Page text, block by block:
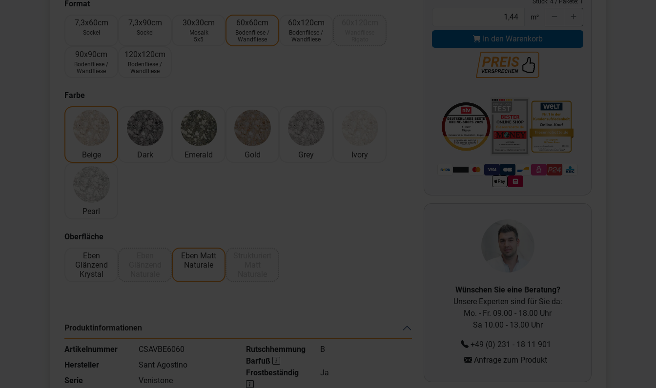
Format
7,3x60cm
Sockel
7,3x90cm
Sockel
30x30cm
Mosaik
5x5
60x60cm
Bodenfliese /
Wandfliese
60x120cm
Bodenfliese /
Wandfliese
90x90cm
Bodenfliese /
Wandfliese
120x120cm
Bodenfliese /
Wandfliese
Farbe
Beige Dark Emerald Gold Grey Ivory
Pearl
Oberfläche
Eben
Glänzend
Krystal
Eben Matt
Naturale
Produktinformationen
Artikelnummer
CSAVBE6060
Hersteller
Sant Agostino
Serie
Venistone
Rutschhemmung
Barfuß
B
Frostbeständig Ja
Stück: 4 / Pakete: 1
m²
In den Warenkorb
Wünschen Sie eine Beratung?
Unsere Experten sind für Sie da:
Mo. - Fr. 09.00 - 18.00 Uhr
Sa 10.00 - 13.00 Uhr
+49 (0) 231 - 18 11 901
Anfrage zum Produkt